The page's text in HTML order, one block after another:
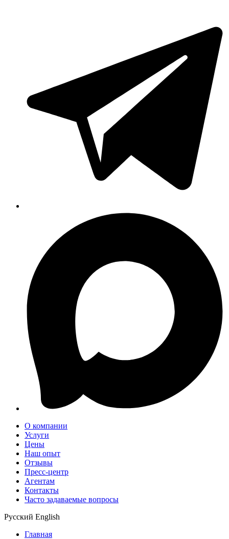
О компании
Услуги
Цены
Наш опыт
Отзывы
Пресс-центр
Агентам
Контакты
Часто задаваемые вопросы
Русский English
Главная